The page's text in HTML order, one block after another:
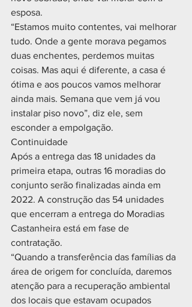
esposa.
“Estamos muito contentes, vai melhorar
tudo. Onde a gente morava pegamos
duas enchentes, perdemos muitas
coisas. Mas aqui é diferente, a casa é
ótima e aos poucos vamos melhorar
ainda mais. Semana que vem já vou
instalar piso novo”, diz ele, sem
esconder a empolgação.
Continuidade
Após a entrega das 18 unidades da
primeira etapa, outras 16 moradias do
conjunto serão finalizadas ainda em
2022. A construção das 54 unidades
que encerram a entrega do Moradias
Castanheira está em fase de
contratação.
“Quando a transferência das famílias da
área de origem for concluída, daremos
atenção para a recuperação ambiental
dos locais que estavam ocupados